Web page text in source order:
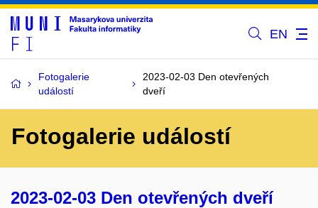
EN
Fotogalerie
událostí
2023-02-03 Den otevřených
dveří
Fotogalerie událostí
2023-02-03 Den otevřených dveří